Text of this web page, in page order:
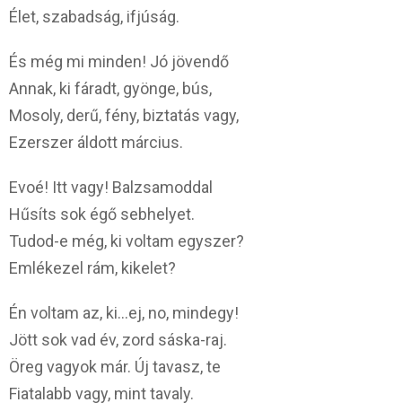
Élet, szabadság, ifjúság.
És még mi minden! Jó jövendő
Annak, ki fáradt, gyönge, bús,
Mosoly, derű, fény, biztatás vagy,
Ezerszer áldott március.
Evoé! Itt vagy! Balzsamoddal
Hűsíts sok égő sebhelyet.
Tudod-e még, ki voltam egyszer?
Emlékezel rám, kikelet?
Én voltam az, ki…ej, no, mindegy!
Jött sok vad év, zord sáska-raj.
Öreg vagyok már. Új tavasz, te
Fiatalabb vagy, mint tavaly.